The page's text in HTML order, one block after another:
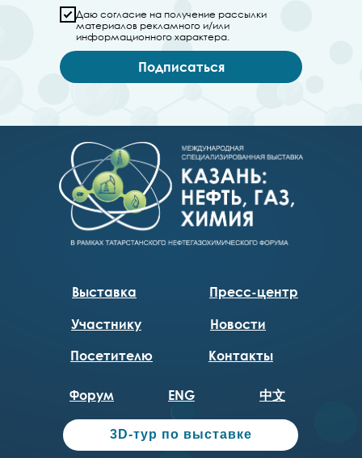
Даю согласие на получение рассылки
материалов рекламного и/или
информационного характера.
Подписаться
3D-тур по выставке
Посетителю
Форум
Выставка
Участнику
Новости
Контакты
Пресс-центр
ENG 中文